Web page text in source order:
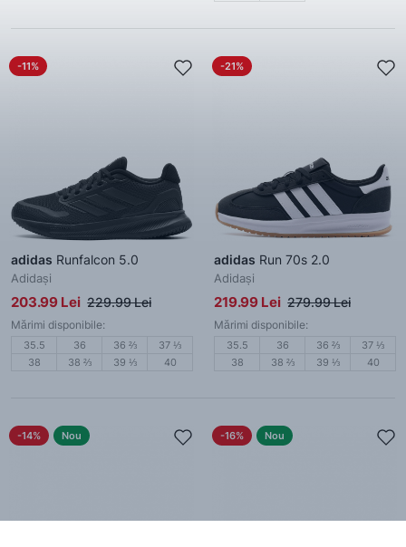
-11%
adidas Runfalcon 5.0
Adidași
203.99 Lei 229.99 Lei
Mărimi disponibile:
35.5 36 36 ⅔
37 ⅓
38
38 ⅔ 39 ⅓ 40
-21%
adidas Run 70s 2.0
Adidași
219.99 Lei 279.99 Lei
Mărimi disponibile:
35.5 36 36 ⅔
37 ⅓
38
38 ⅔ 39 ⅓ 40
-14% Nou -16% Nou